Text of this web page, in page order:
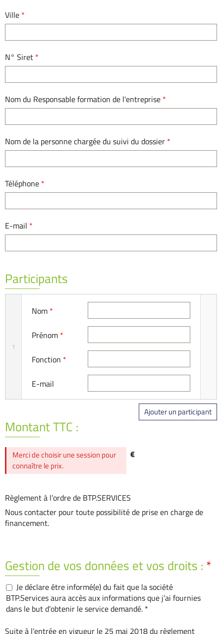
Ville *
N° Siret *
Nom du Responsable formation de l'entreprise *
Nom de la personne chargée du suivi du dossier *
Téléphone *
E-mail *
Participants
1
Nom *
Prénom *
Fonction *
E-mail
Ajouter un participant
Montant TTC :
€
Merci de choisir une session pour
connaître le prix.
Règlement à l’ordre de BTP.SERVICES
Nous contacter pour toute possibilité de prise en charge de
financement.
Gestion de vos données et vos droits : *
Je déclare être informé(e) du fait que la société
BTP.Services aura accès aux informations que j’ai fournies
dans le but d’obtenir le service demandé. *
Suite à l’entrée en vigueur le 25 mai 2018 du règlement